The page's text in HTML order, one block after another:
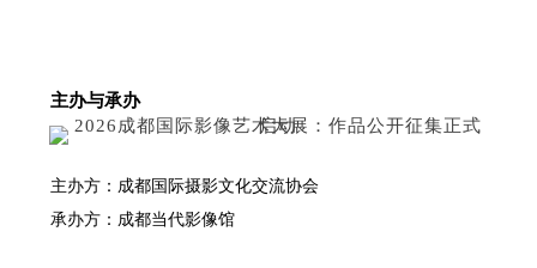
主办与承办
主办方：成都国际摄影文化交流协会
承办方：成都当代影像馆